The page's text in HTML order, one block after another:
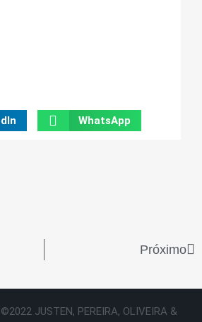
WhatsApp
Próximo
JUSTEN, PEREIRA, OLIVEIRA &